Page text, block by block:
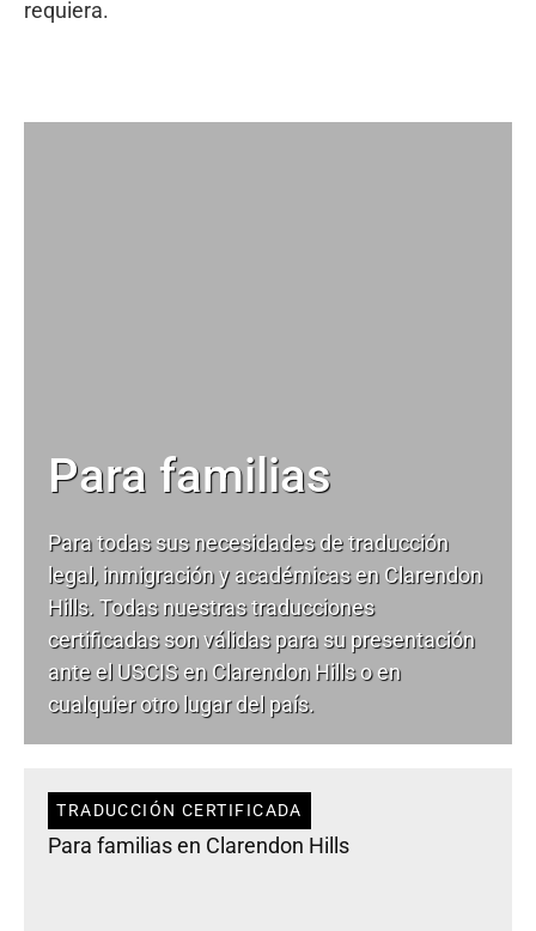
requiera.
Para familias
Para todas sus necesidades detraducción
legal, inmigración y académicas en Clarendon
Hills. Todas nuestras traducciones
certificadas son válidas para su presentación
ante el USCIS en Clarendon Hills o en
cualquier otro lugar del país.
TRADUCCIÓN CERTIFICADA
Para familias en Clarendon Hills